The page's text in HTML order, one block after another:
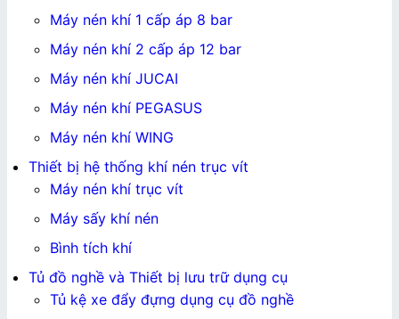
Máy nén khí 1 cấp áp 8 bar
Máy nén khí 2 cấp áp 12 bar
Máy nén khí JUCAI
Máy nén khí PEGASUS
Máy nén khí WING
Thiết bị hệ thống khí nén trục vít
Máy nén khí trục vít
Máy sấy khí nén
Bình tích khí
Tủ đồ nghề và Thiết bị lưu trữ dụng cụ
Tủ kệ xe đẩy đựng dụng cụ đồ nghề